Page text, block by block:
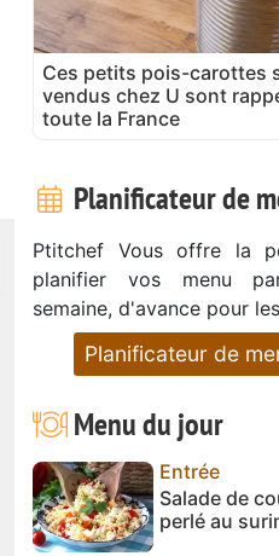
Ces petits pois-carottes
vendus chez U sont
toute la France
Planificateur de
Ptitchef Vous offre la
planifier vos menu
semaine, d'avance pour
Planificateur de
Menu du jour
Entrée
Salade de
perlé au